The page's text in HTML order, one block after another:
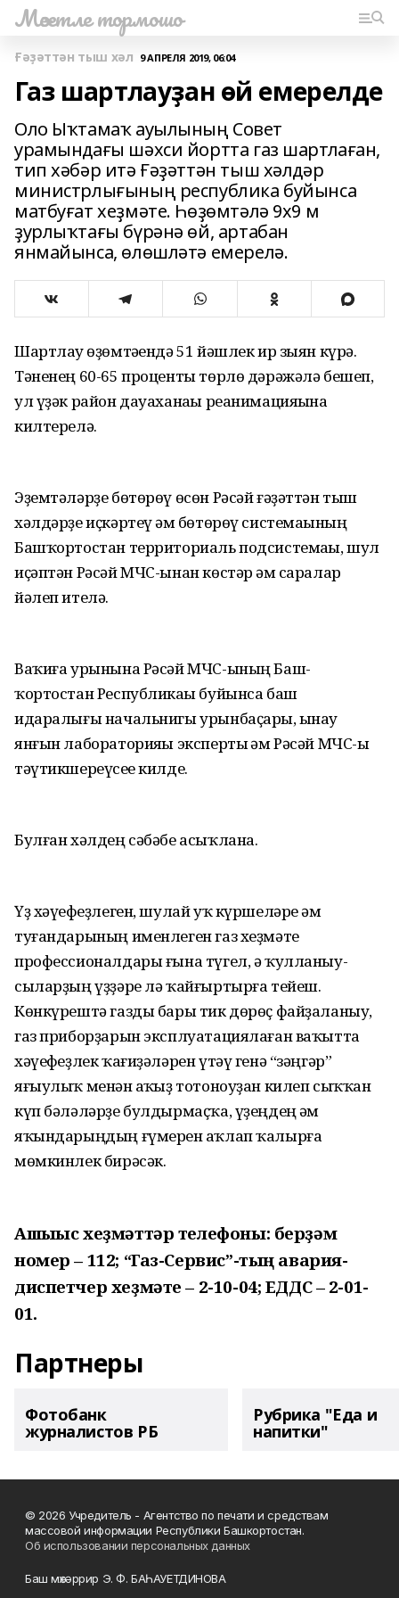
Мәсетле тормошо
Ғәҙәттән тыш хәл 9 АПРЕЛЯ 2019, 06:04
Газ шартлауҙан өй емерелде
Оло Ыҡтамаҡ ауылының Совет
урамындағы шәхси йортта газ шартлаған,
тип хәбәр итә Ғәҙәттән тыш хәлдәр
министрлығының республика буйынса
матбуғат хеҙмәте. Һөҙөмтәлә 9х9 м
ҙурлыҡтағы бүрәнә өй, артабан
янмайынса, өлөшләтә емерелә.
Шартлау һөҙөмтәһендә 51 йәшлек ир зыян күрә.
Тәненең 60-65 проценты төрлө дәрәжәлә бешеп,
ул үҙәк район дауаханаһы реанимацияһына
килтерелә.
Эҙемтәләрҙе бөтөрөү өсөн Рәсәй ғәҙәттән тыш
хәлдәрҙе иҫкәртеү һәм бөтөрөү системаһының
Башҡортостан территориаль подсистемаһы, шул
иҫәптән Рәсәй МЧС-ынан көстәр һәм саралар
йәлеп ителә.
Ваҡиға урынына Рәсәй МЧС-ының Баш-
ҡортостан Республикаһы буйынса баш
идаралығы начальнигы урынбаҫары, һынау
янғын лабораторияһы эксперты һәм Рәсәй МЧС-ы
тәүтикшереүсеһе килде.
Булған хәлдең сәбәбе асыҡлана.
Үҙ хәүефһеҙлеген, шулай уҡ күршеләре һәм
туғандарының именлеген газ хеҙмәте
профессионалдары ғына түгел, ә ҡулланыу-
сыларҙың үҙҙәре лә ҡайғыртырға тейеш.
Көнкүрештә газды бары тик дөрөҫ файҙаланыу,
газ приборҙарын эксплуатациялаған ваҡытта
хәүефһеҙлек ҡағиҙәләрен үтәү генә “зәңгәр”
яғыулыҡ менән һаҡһыҙ тотоноуҙан килеп сыҡҡан
күп бәләләрҙе булдырмаҫҡа, үҙеңдең һәм
яҡындарыңдың ғүмерен һаҡлап ҡалырға
мөмкинлек бирәсәк.
Ашығыс хеҙмәттәр телефоны: берҙәм
номер – 112; “Газ-Сервис”-тың авария-
диспетчер хеҙмәте – 2-10-04; ЕДДС – 2-01-
01.
Партнеры
Фотобанк
журналистов РБ
Рубрика "Еда и
напитки"
© 2026 Учредитель - Агентство по печати и средствам
массовой информации Республики Башкортостан.
Об использовании персональных данных
Баш мөхәррир Э. Ф. БАҺАУЕТДИНОВА